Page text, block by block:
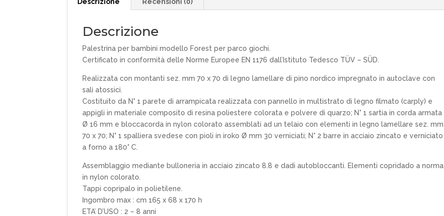
Descrizione
Palestrina per bambini modello Forest per parco giochi.
Certificato in conformità delle Norme Europee EN 1176 dall’Istituto Tedesco TÜV – SÜD.
Realizzata con montanti sez. mm 70 x 70 di legno lamellare di pino nordico impregnato in autoclave con
sali atossici.
Costituito da N° 1 parete di arrampicata realizzata con pannello in multistrato di legno filmato (carply) e
appigli in materiale composito di resina poliestere colorata e polvere di quarzo; N° 1 sartia in corda armata
Ø 16 mm e bloccacorda in nylon colorato assemblati ad un telaio con elementi in legno lamellare sez. mm
70 x 70; N° 1 spalliera svedese con pioli in iroko Ø mm 30 verniciati; N° 2 barre in acciaio zincato e verniciato
a forno a 180° C.
Assemblaggio mediante bulloneria in acciaio zincato 8.8 e dadi autobloccanti. Elementi copridado a norma
in nylon colorato.
Tappi copripalo in polietilene.
Ingombro max : cm 165 x 68 x 170 h
ETA’ D’USO : 2 – 8 anni